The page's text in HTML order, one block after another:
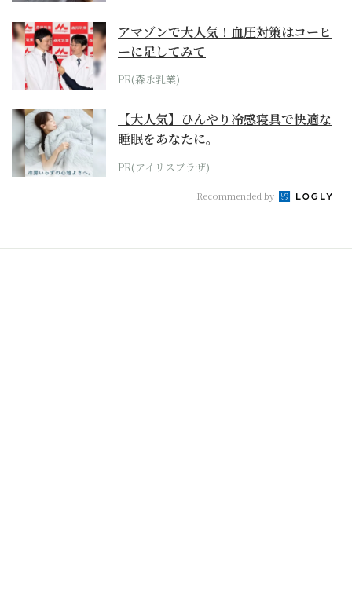
アマゾンで大人気！血圧対策はコーヒ
ーに足してみて
PR(森永乳業)
【大人気】ひんやり冷感寝具で快適な
睡眠をあなたに。
PR(アイリスプラザ)
Recommended by